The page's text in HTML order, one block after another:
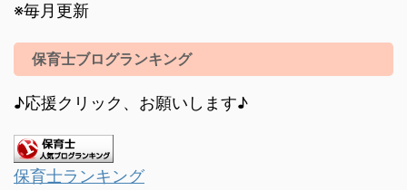
※毎月更新
保育士ブログランキング
♪応援クリック、お願いします♪
保育士ランキング